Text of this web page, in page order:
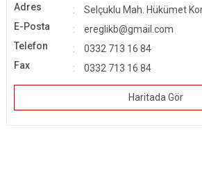
Adres
Selçuklu Mah. Hükümet
E-Posta
ereglikb@gmail.com
Telefon
0332 713 16 84
Fax
0332 713 16 84
Haritada Gör